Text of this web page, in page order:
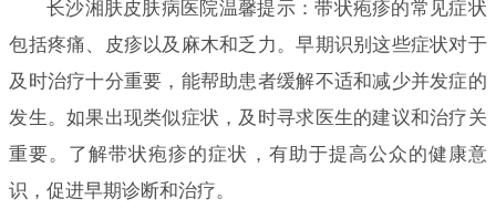
长沙湘肤皮肤病医院温馨提示：带状疱疹的常见症状
包括疼痛、皮疹以及麻木和乏力。早期识别这些症状对于
及时治疗十分重要，能帮助患者缓解不适和减少并发症的
发生。如果出现类似症状，及时寻求医生的建议和治疗关
重要。了解带状疱疹的症状，有助于提高公众的健康意
识，促进早期诊断和治疗。